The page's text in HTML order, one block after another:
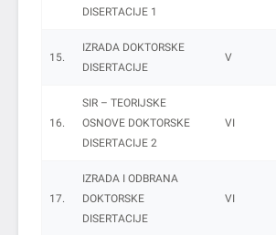
DISERTACIJE 1
15.
IZRADA DOKTORSKE
DISERTACIJE
V
16.
SIR – TEORIJSKE
OSNOVE DOKTORSKE
DISERTACIJE 2
VI
17.
IZRADA I ODBRANA
DOKTORSKE
DISERTACIJE
VI